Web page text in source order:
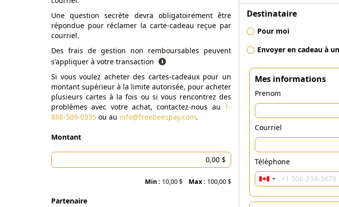
Une question secrète devra obligatoirement être
répondue pour réclamer la carte-cadeau reçue par
courriel.
Des frais de gestion non remboursables peuvent
s'appliquer à votre transaction
Si vous voulez acheter des cartes-cadeaux pour un
montant supérieur à la limite autorisée, pour acheter
plusieurs cartes à la fois ou si vous rencontrez des
problèmes avec votre achat, contactez-nous au 1-
888-509-0335 ou au info@freebeespay.com.
Montant
Min : 10,00 $ Max : 100,00 $
Partenaire
Destinataire
Pour moi
Envoyer en cadeau à
Mes informations
Prenom
Courriel
Téléphone